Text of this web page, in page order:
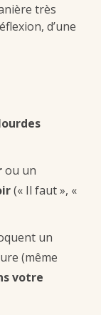
très
d’une
ou un
(« Il faut », «
un
(même
votre